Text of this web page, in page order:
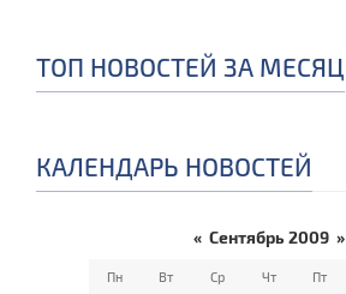
ТОП НОВОСТЕЙ ЗА МЕСЯЦ
КАЛЕНДАРЬ НОВОСТЕЙ
« Сентябрь 2009 »
Пн Вт Ср Чт Пт